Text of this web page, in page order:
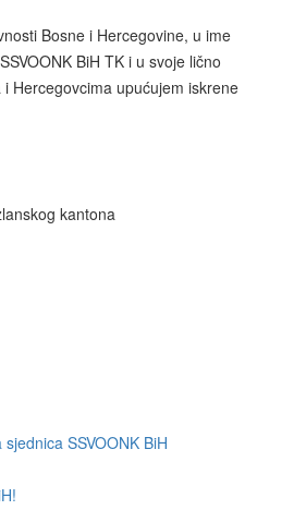
Bosne i Hercegovine, u ime
BiH TK i u svoje lično
Hercegovcima upućujem iskrene
kantona
SSVOONK BiH